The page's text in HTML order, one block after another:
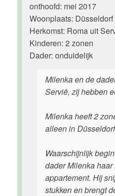
onthoofd: mei 2017
Woonplaats: Düsseldorf
Herkomst: Roma uit
Kinderen: 2 zonen
Dader: onduidelijk
Milenka en de
Servië, zij hebben
Milenka heeft 2
alleen in
Waarschijnlijk
dader Milenka
appartement. Hij
stukken en brengt